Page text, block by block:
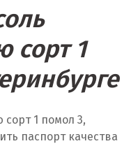
сорт 1
сорт 1 помол 3,
паспорт качества